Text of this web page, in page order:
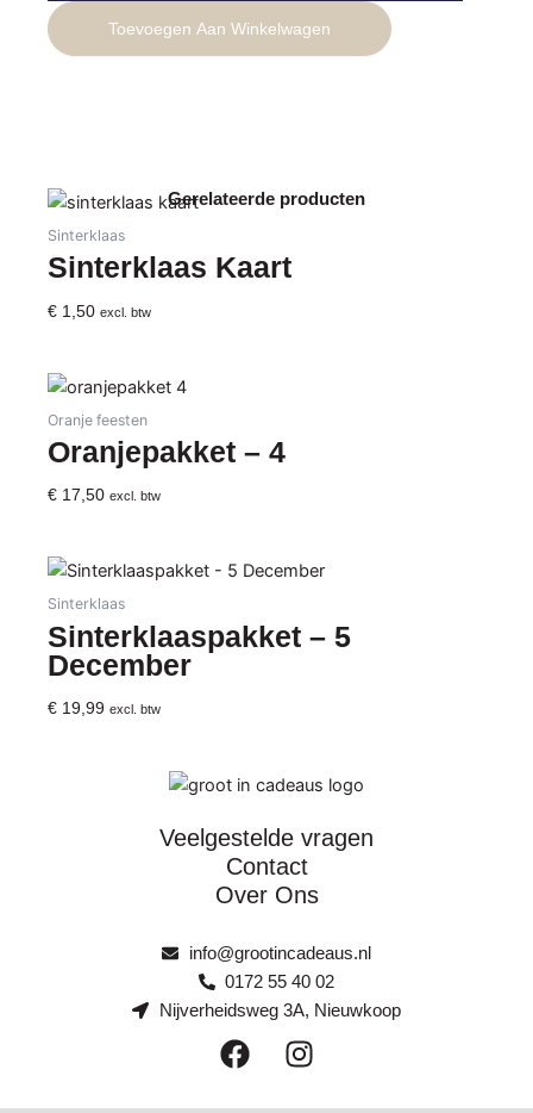
Paaseieren
Gevuld
Mix
Toevoegen Aan Winkelwagen
Gerelateerde producten
Sinterklaas
Sinterklaas Kaart
€ 1,50 excl. btw
Oranje feesten
Oranjepakket – 4
€ 17,50 excl. btw
Sinterklaas
Sinterklaaspakket – 5
December
€ 19,99 excl. btw
Veelgestelde vragen
Contact
Over Ons
info@grootincadeaus.nl
0172 55 40 02
Nijverheidsweg 3A, Nieuwkoop
F
a
I
n